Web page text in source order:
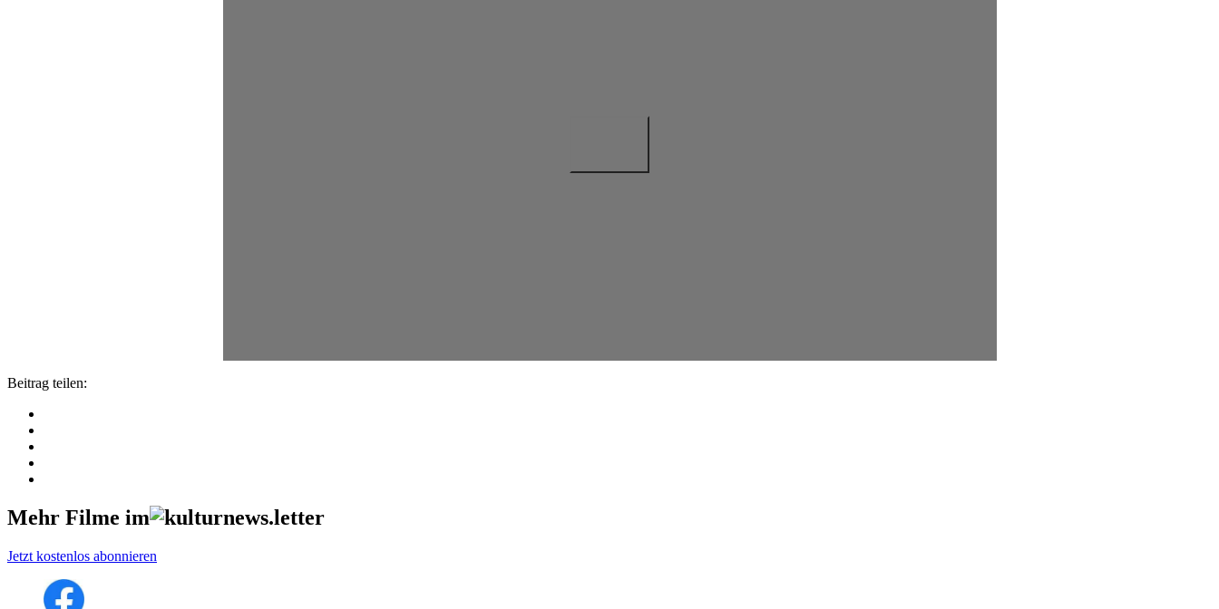
Beitrag teilen:
Mehr Filme im
Jetzt kostenlos abonnieren